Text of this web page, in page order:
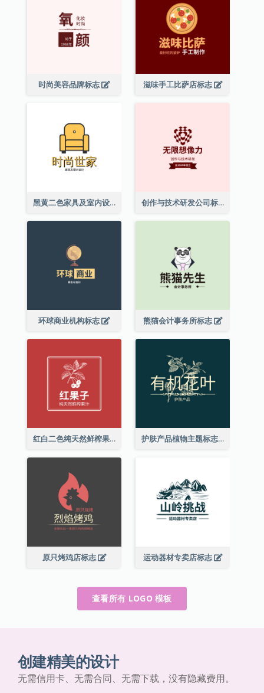
时尚美容品牌标志 滋味手工比萨店标志
黑黄二色家具及室内设计标志 创作与技术研发公司标志
环球商业机构标志 熊猫会计事务所标志
红白二色纯天然鲜榨果汁标志 护肤产品植物主题标志
原只烤鸡店标志 运动器材专卖店标志
查看所有 LOGO 模板
创建精美的设计
无需信用卡、无需合同、无需下载，没有隐藏费用。